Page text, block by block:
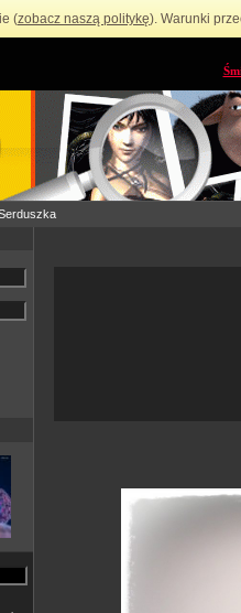
(zobacz naszą politykę). Warunki